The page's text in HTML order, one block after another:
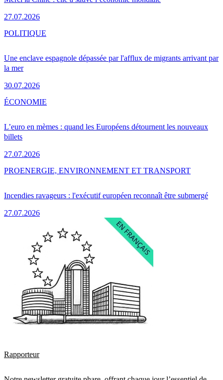
27.07.2026
Une enclave espagnole dépassée par l'afflux de migrants arrivant par
la mer
30.07.2026
POLITIQUE
L’euro en mèmes : quand les Européens détournent les nouveaux
billets
27.07.2026
ÉCONOMIE
Incendies ravageurs : l'exécutif européen reconnaît être submergé
27.07.2026
PROENERGIE, ENVIRONNEMENT ET TRANSPORT
Rapporteur